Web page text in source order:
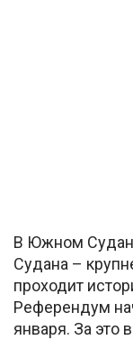
В Южном
Судана –
проходит
Референдум
января. За это